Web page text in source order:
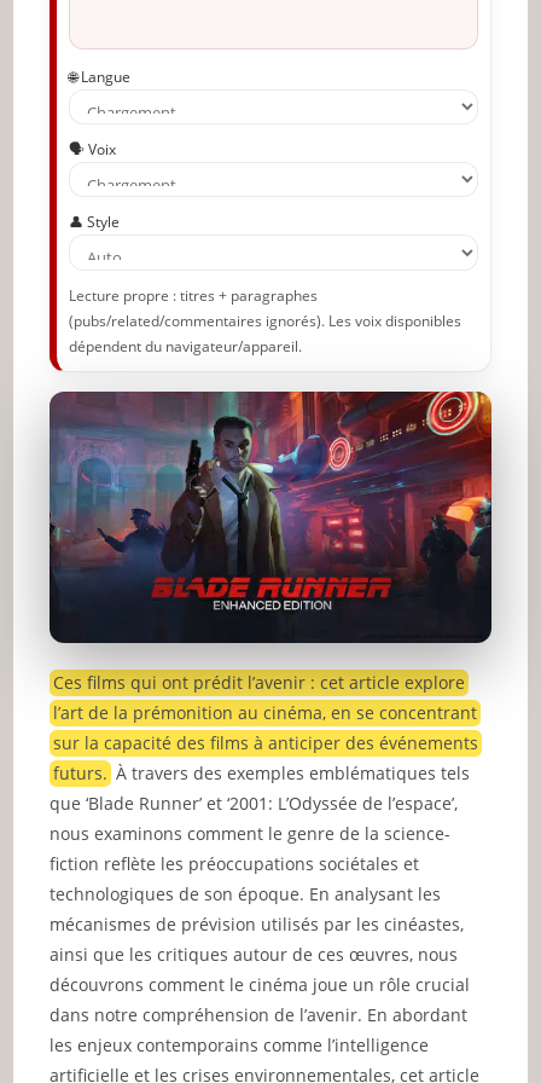
🌐 Langue
🗣️ Voix
👤 Style
Lecture propre : titres + paragraphes
(pubs/related/commentaires ignorés). Les voix disponibles
dépendent du navigateur/appareil.
Ces films qui ont prédit l’avenir : cet article explore
l’art de la prémonition au cinéma, en se concentrant
sur la capacité des films à anticiper des événements
futurs. À travers des exemples emblématiques tels
que ‘Blade Runner’ et ‘2001: L’Odyssée de l’espace’,
nous examinons comment le genre de la science-
fiction reflète les préoccupations sociétales et
technologiques de son époque. En analysant les
mécanismes de prévision utilisés par les cinéastes,
ainsi que les critiques autour de ces œuvres, nous
découvrons comment le cinéma joue un rôle crucial
dans notre compréhension de l’avenir. En abordant
les enjeux contemporains comme l’intelligence
artificielle et les crises environnementales, cet article